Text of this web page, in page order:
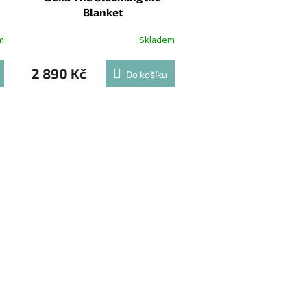
Blanket
Skladem
2 890 Kč Do košíku